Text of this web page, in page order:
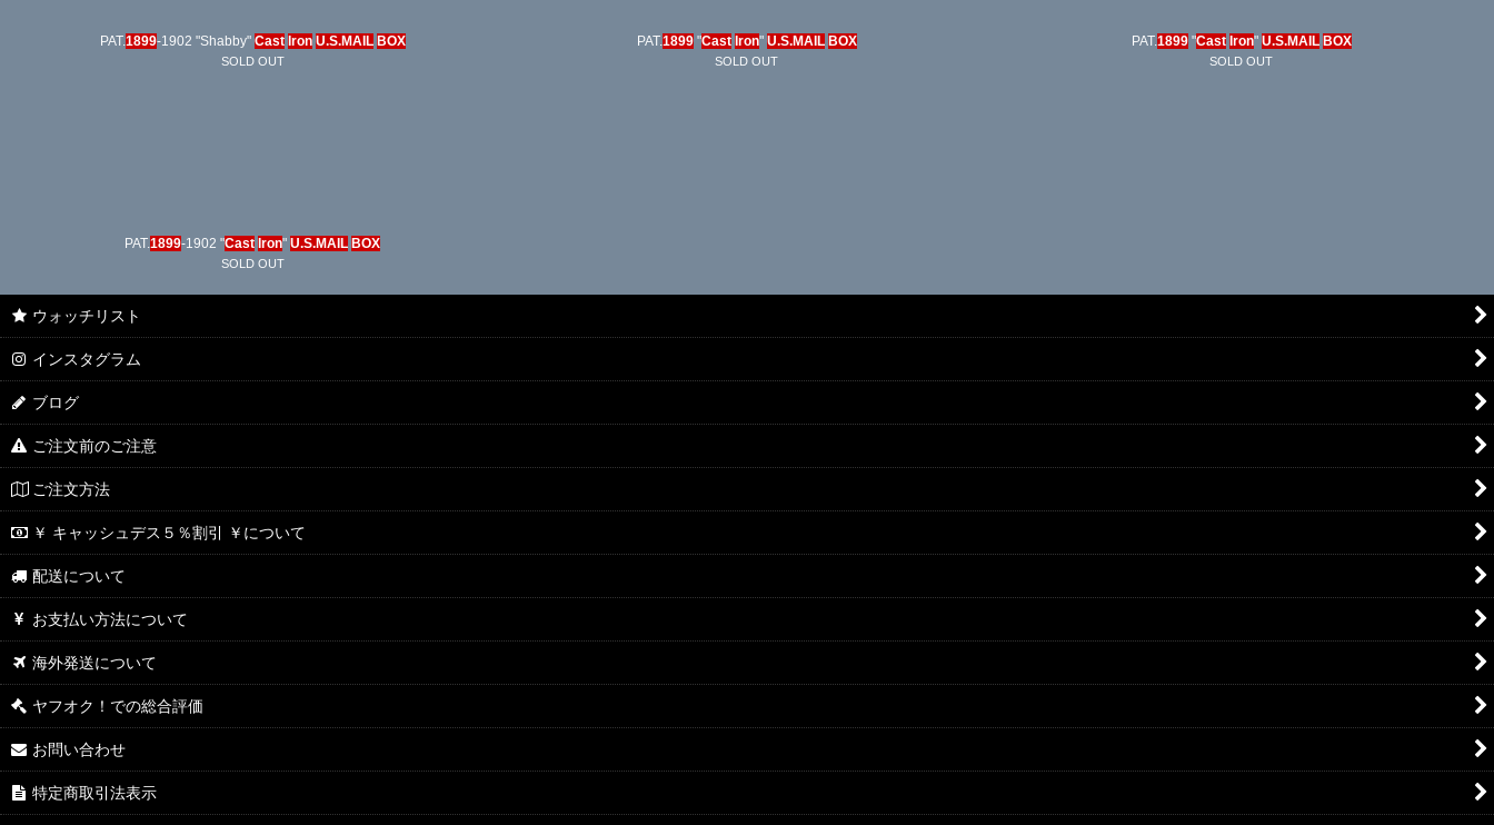
PAT.1899-1902 "Shabby" Cast Iron U.S.MAIL BOX
SOLD OUT
PAT.1899"Cast Iron" U.S.MAIL BOX
SOLD OUT
PAT.1899"Cast Iron" U.S.MAIL BOX
SOLD OUT
PAT.1899-1902 "Cast Iron"U.S.MAIL BOX
SOLD OUT
ウォッチリスト
インスタグラム
ブログ
ご注文前のご注意
ご注文方法
￥ キャッシュデス５％割引 ￥について
配送について
お支払い方法について
海外発送について
ヤフオク！での総合評価
お問い合わせ
特定商取引法表示